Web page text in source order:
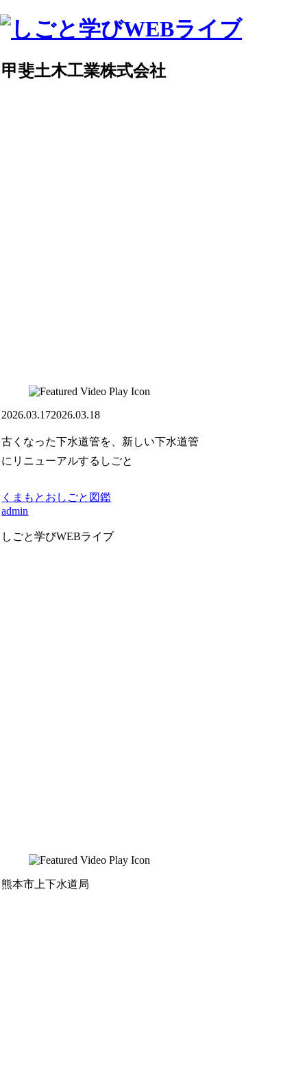
甲斐土木工業株式会社
2026.03.172026.03.18
古くなった下水道管を、新しい下水道管
にリニューアルするしごと
くまもとおしごと図鑑
admin
しごと学びWEBライブ
熊本市上下水道局